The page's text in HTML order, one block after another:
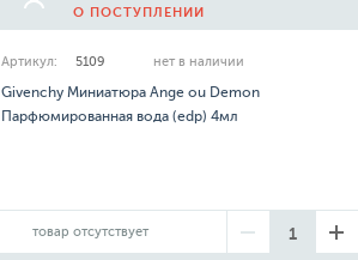
О ПОСТУПЛЕНИИ
Артикул: 5109 нет в наличии
Givenchy Миниатюра Ange ou Demon
Парфюмированная вода (edp) 4мл
товар отсутствует